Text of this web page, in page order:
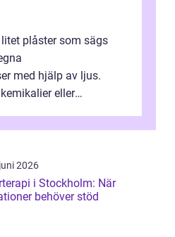
plåster som sägs
med hjälp av ljus.
eller
2026
i Stockholm: När
behöver stöd